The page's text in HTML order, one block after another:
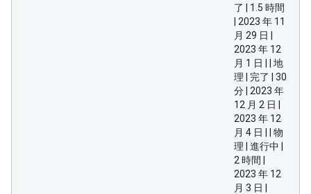
了 | 1.5 時間
| 2023 年 11
月 29 日 |
2023 年 12
月 1 日 | | 地
理 | 完了 | 30
分 | 2023 年
12 月 2 日 |
2023 年 12
月 4 日 | | 物
理 | 進行中 |
2 時間 |
2023 年 12
月 3 日 |